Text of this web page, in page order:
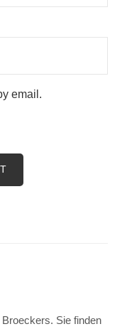
email.
Sie finden